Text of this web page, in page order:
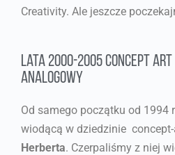
Creativity. Ale jeszcze
Lata 2000-2005 concept
analogowy
Od samego początku od 1994
wiodącą w dziedzinie concept-
Herberta. Czerpaliśmy z niej